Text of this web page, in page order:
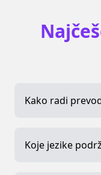
Kako radi
Koje jezike